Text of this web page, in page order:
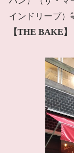
インドリーブ）
【THE BAKE】